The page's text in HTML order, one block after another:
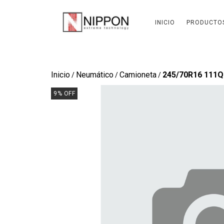
INICIO
Inicio/ Neumático/Camioneta/ 245/70R16
9 % OFF